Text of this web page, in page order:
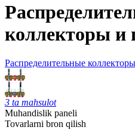
коллекторы
Распределительные коллекторы
3 ta mahsulot
Muhandislik paneli
Tovarlarni bron qilish